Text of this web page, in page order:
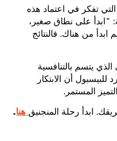
التي تفكر في اعتماد هذه
"ابدأ على نطاق صغير،
من هناك. فالنتائج
يتسم بالتنافسية
للبيسبول أن الابتكار
المستمر.
ابدأ رحلة المنجنيق هنا.